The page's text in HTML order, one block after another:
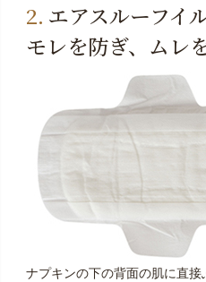
エアスルーフイ
モレを防ぎ、ムレ
ナプキンの下の背面の肌に直